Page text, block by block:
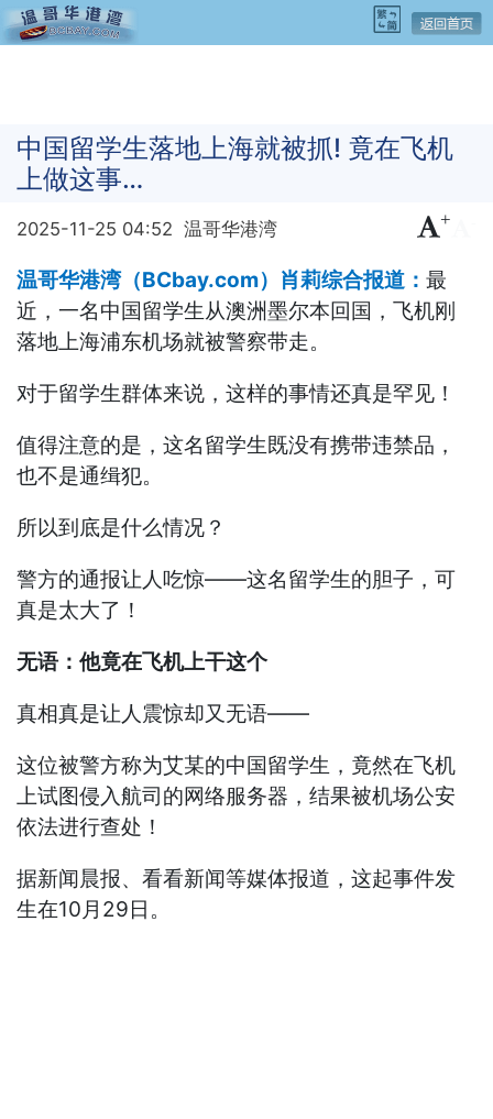
中国留学生落地上海就被抓! 竟在飞机
上做这事…
2025-11-25 04:52 温哥华港湾 +
温哥华港湾（BCbay.com）肖莉综合报道：最
近，一名中国留学生从澳洲墨尔本回国，飞机刚
落地上海浦东机场就被警察带走。
对于留学生群体来说，这样的事情还真是罕见！
值得注意的是，这名留学生既没有携带违禁品，
也不是通缉犯。
所以到底是什么情况？
警方的通报让人吃惊——这名留学生的胆子，可
真是太大了！
无语：他竟在飞机上干这个
真相真是让人震惊却又无语——
这位被警方称为艾某的中国留学生，竟然在飞机
上试图侵入航司的网络服务器，结果被机场公安
依法进行查处！
据新闻晨报、看看新闻等媒体报道，这起事件发
生在10月29日。